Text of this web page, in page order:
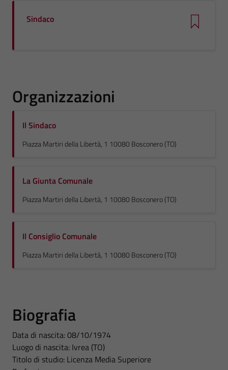
Sindaco
Organizzazioni
Il Sindaco
Piazza Martiri della Libertà, 1 10080 Bosconero (TO)
La Giunta Comunale
Piazza Martiri della Libertà, 1 10080 Bosconero (TO)
Il Consiglio Comunale
Piazza Martiri della Libertà, 1 10080 Bosconero (TO)
Biografia
Data di nascita: 08/10/1974
Luogo di nascita: Ivrea (TO)
Titolo di studio: Licenza Media Superiore